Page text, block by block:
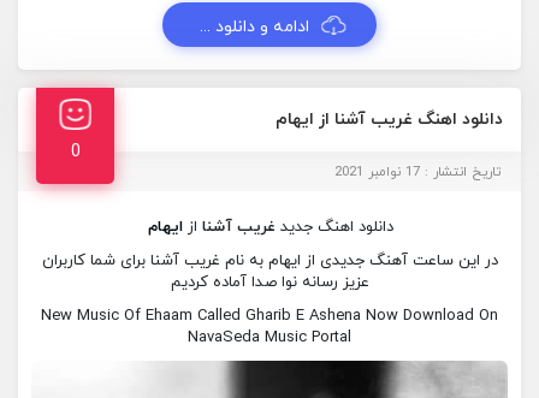
ادامه و دانلود ...
دانلود اهنگ غریب آشنا از ایهام
0
تاریخ انتشار : 17 نوامبر 2021
دانلود اهنگ جدید غریب آشنا از ایهام
در این ساعت آهنگ جدیدی از ایهام به نام غریب آشنا برای شما کاربران
عزیز رسانه نوا صدا آماده کردیم
New Music Of Ehaam Called Gharib E Ashena Now Download On
NavaSeda Music Portal